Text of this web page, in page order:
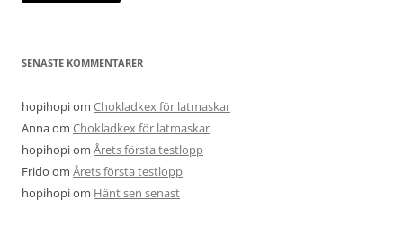
SENASTE KOMMENTARER
hopihopiom Chokladkex för latmaskar
Annaom Chokladkex för latmaskar
hopihopiom Årets första testlopp
Frido om Årets första testlopp
hopihopiom Hänt sen senast